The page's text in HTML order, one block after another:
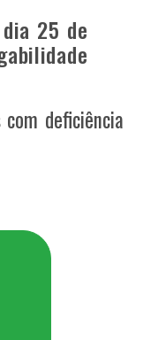
25 de
deficiência